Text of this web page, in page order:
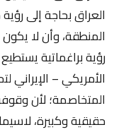
العراق بحاجة إلى
المنطقة، وأن لا يكون
رؤية براغماتية
الأمريكي –
المتخاصمة؛ لأن
حقيقية وكبيرة،